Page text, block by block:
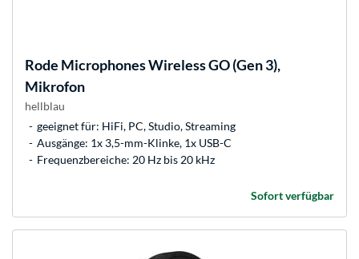
Rode MicrophonesWireless GO (Gen 3),
Mikrofon
hellblau
geeignet für: HiFi, PC, Studio, Streaming
Ausgänge: 1x 3,5-mm-Klinke, 1x USB-C
Frequenzbereiche: 20 Hz bis 20 kHz
Sofort verfügbar